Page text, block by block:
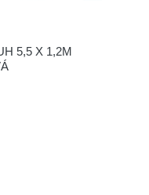
5,5 X 1,2M